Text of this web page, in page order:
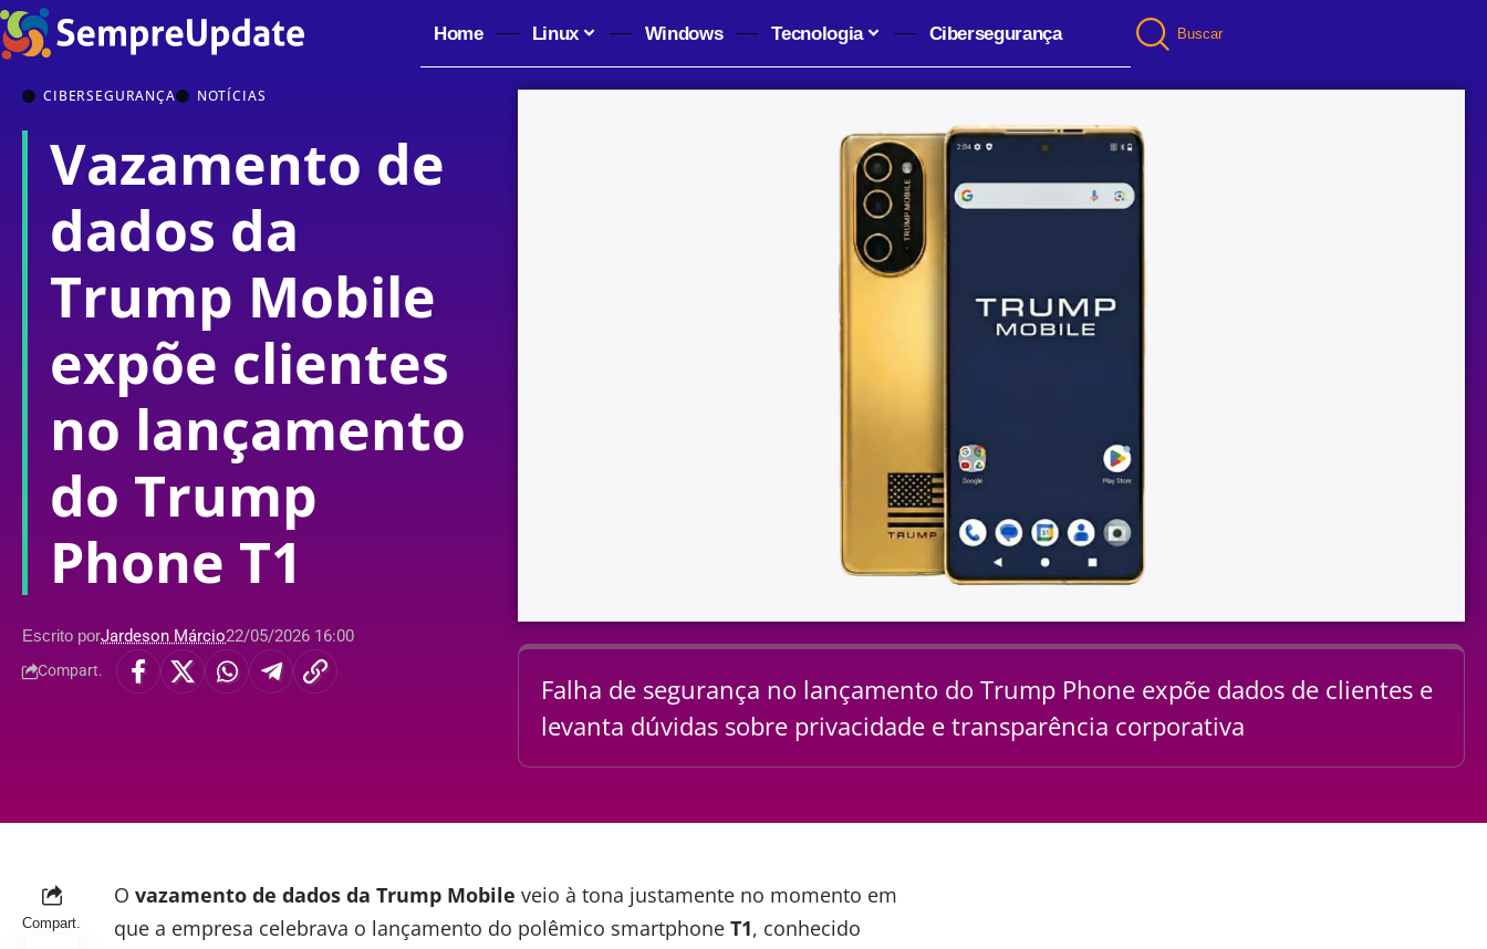
Home Linux Windows Tecnologia Cibersegurança Buscar
CIBERSEGURANÇA NOTÍCIAS
Vazamento de
dados da
Trump Mobile
expõe clientes
no lançamento
do Trump
Phone T1
Escrito porJardeson Márcio22/05/2026 16:00
Compart.
Falha de segurança no lançamento do Trump Phone expõe dados de clientes e
levanta dúvidas sobre privacidade e transparência corporativa
Compart.
O vazamento de dados da Trump Mobile veio à tona justamente no momento em
que a empresa celebrava o lançamento do polêmico smartphone T1, conhecido